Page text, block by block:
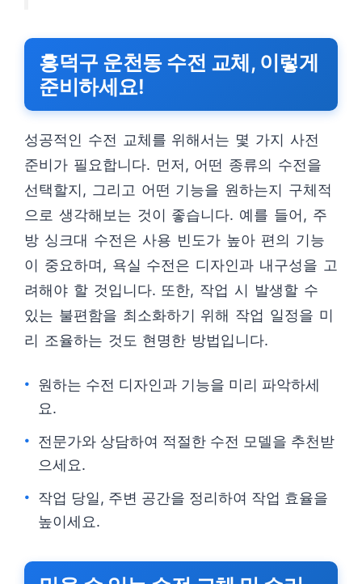
흥덕구 운천동 수전 교체, 이렇게
준비하세요!
성공적인 수전 교체를 위해서는 몇 가지 사전
준비가 필요합니다. 먼저, 어떤 종류의 수전을
선택할지, 그리고 어떤 기능을 원하는지 구체적
으로 생각해보는 것이 좋습니다. 예를 들어, 주
방 싱크대 수전은 사용 빈도가 높아 편의 기능
이 중요하며, 욕실 수전은 디자인과 내구성을 고
려해야 할 것입니다. 또한, 작업 시 발생할 수
있는 불편함을 최소화하기 위해 작업 일정을 미
리 조율하는 것도 현명한 방법입니다.
원하는 수전 디자인과 기능을 미리 파악하세
요.
전문가와 상담하여 적절한 수전 모델을 추천받
으세요.
작업 당일, 주변 공간을 정리하여 작업 효율을
높이세요.